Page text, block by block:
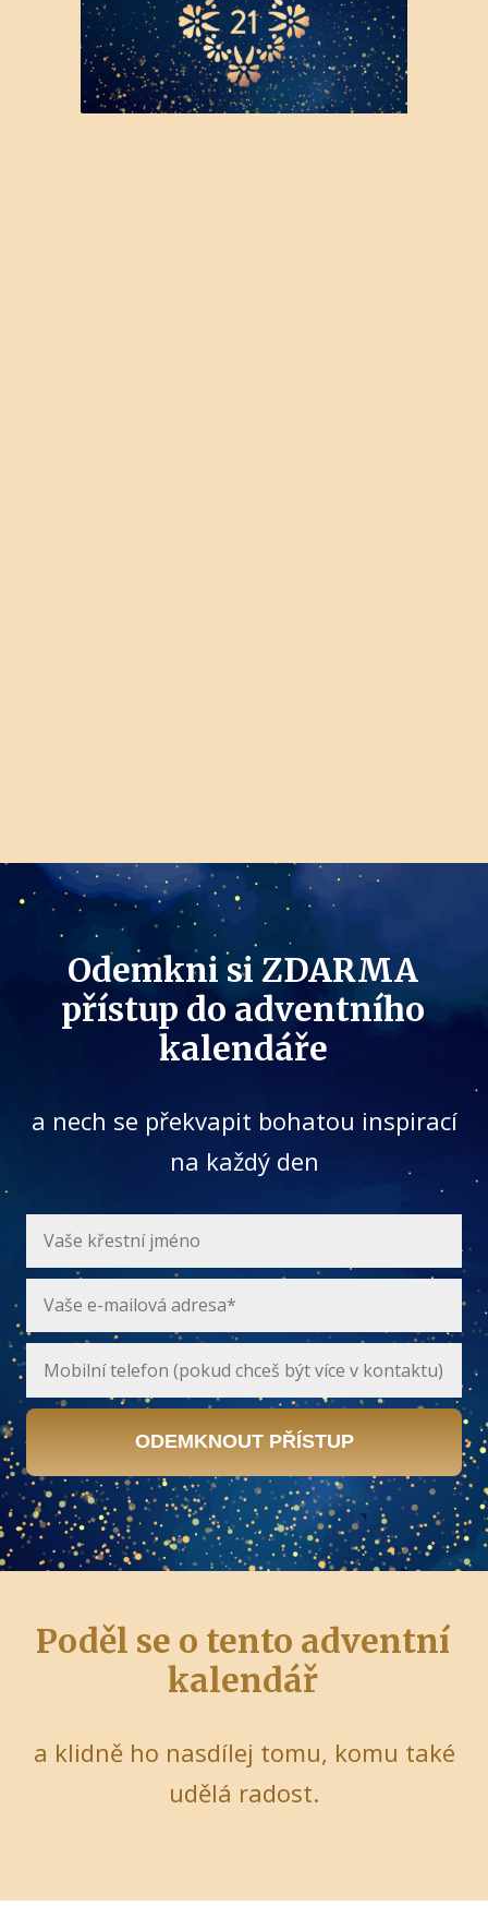
Odemkni si ZDARMA
přístup do adventního
kalendáře
a nech se překvapit bohatou inspirací
na každý den
ODEMKNOUT PŘÍSTUP
Poděl se o tento adventní
kalendář
a klidně ho nasdílej tomu, komu také
udělá radost.